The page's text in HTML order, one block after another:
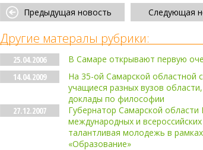
Предыдущая новость Следующая
Другие матералы рубрики:
25.04.2006
В Самаре открывают первую
14.04.2009
На 35-ой Самарской областной
учащиеся разных вузов
доклады по философии
27.12.2007
Губернатор Самарской
международных и
талантливая молодежь в
«Образование»